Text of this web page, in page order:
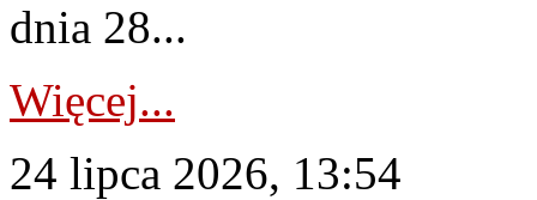
dnia 28...
Więcej...
24 lipca 2026, 13:54